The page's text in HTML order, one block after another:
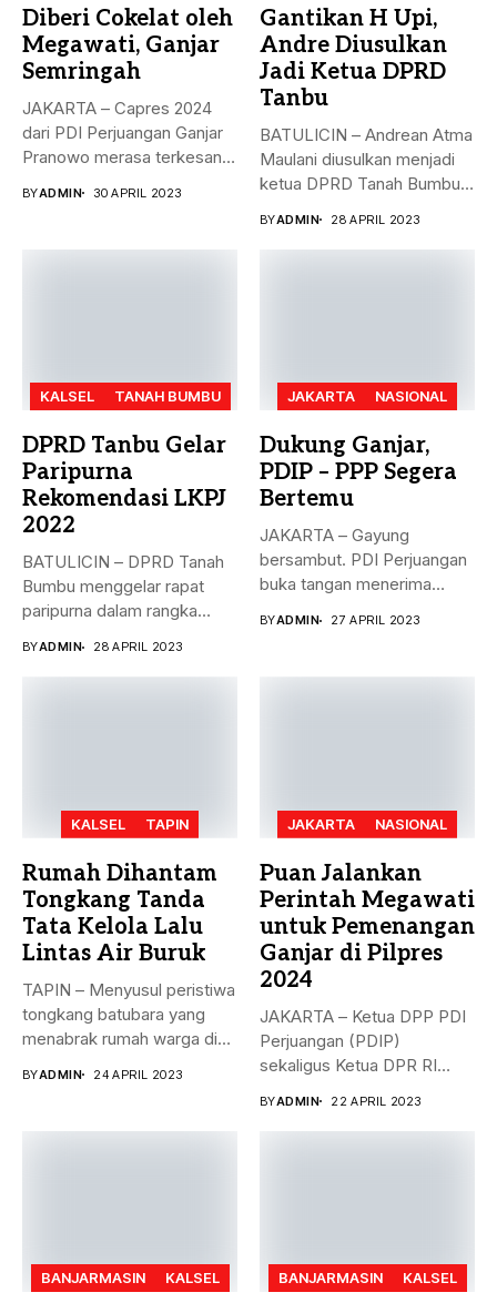
Diberi Cokelat oleh
Megawati, Ganjar
Semringah
JAKARTA – Capres 2024
dari PDI Perjuangan Ganjar
Pranowo merasa terkesan
BYADMIN 30 APRIL 2023
Gantikan H Upi,
Andre Diusulkan
Jadi Ketua DPRD
Tanbu
BATULICIN – Andrean Atma
Maulani diusulkan menjadi
ketua DPRD Tanah Bumbu,
BYADMIN 28 APRIL 2023
KALSEL TANAH BUMBU
DPRD Tanbu Gelar
Paripurna
Rekomendasi LKPJ
2022
BATULICIN – DPRD Tanah
Bumbu menggelar rapat
paripurna dalam rangka
BYADMIN 28 APRIL 2023
JAKARTA NASIONAL
Dukung Ganjar,
PDIP – PPP Segera
Bertemu
JAKARTA – Gayung
bersambut. PDI Perjuangan
buka tangan menerima
BYADMIN 27 APRIL 2023
KALSEL TAPIN
Rumah Dihantam
Tongkang Tanda
Tata Kelola Lalu
Lintas Air Buruk
TAPIN – Menyusul peristiwa
tongkang batubara yang
menabrak rumah warga di
BYADMIN 24 APRIL 2023
JAKARTA NASIONAL
Puan Jalankan
Perintah Megawati
untuk Pemenangan
Ganjar di Pilpres
2024
JAKARTA – Ketua DPP PDI
Perjuangan (PDIP)
sekaligus Ketua DPR RI
BYADMIN 22 APRIL 2023
BANJARMASIN KALSEL BANJARMASIN KALSEL